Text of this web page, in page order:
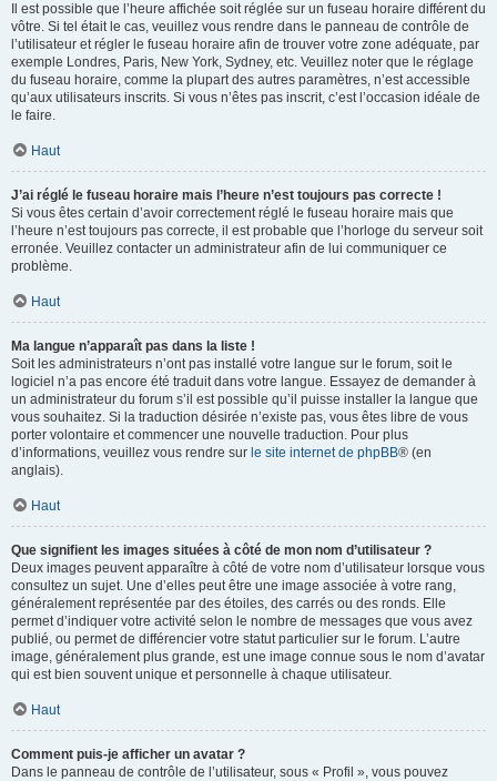
Il est possible que l’heure affichée soit réglée sur un fuseau horaire différent du
vôtre. Si tel était le cas, veuillez vous rendre dans le panneau de contrôle de
l’utilisateur et régler le fuseau horaire afin de trouver votre zone adéquate, par
exemple Londres, Paris, New York, Sydney, etc. Veuillez noter que le réglage
du fuseau horaire, comme la plupart des autres paramètres, n’est accessible
qu’aux utilisateurs inscrits. Si vous n’êtes pas inscrit, c’est l’occasion idéale de
le faire.
Haut
J’ai réglé le fuseau horaire mais l’heure n’est toujours pas correcte !
Si vous êtes certain d’avoir correctement réglé le fuseau horaire mais que
l’heure n’est toujours pas correcte, il est probable que l’horloge du serveur soit
erronée. Veuillez contacter un administrateur afin de lui communiquer ce
problème.
Haut
Ma langue n’apparaît pas dans la liste !
Soit les administrateurs n’ont pas installé votre langue sur le forum, soit le
logiciel n’a pas encore été traduit dans votre langue. Essayez de demander à
un administrateur du forum s’il est possible qu’il puisse installer la langue que
vous souhaitez. Si la traduction désirée n’existe pas, vous êtes libre de vous
porter volontaire et commencer une nouvelle traduction. Pour plus
d’informations, veuillez vous rendre sur le site internet de phpBB® (en
anglais).
Haut
Que signifient les images situées à côté de mon nom d’utilisateur ?
Deux images peuvent apparaître à côté de votre nom d’utilisateur lorsque vous
consultez un sujet. Une d’elles peut être une image associée à votre rang,
généralement représentée par des étoiles, des carrés ou des ronds. Elle
permet d’indiquer votre activité selon le nombre de messages que vous avez
publié, ou permet de différencier votre statut particulier sur le forum. L’autre
image, généralement plus grande, est une image connue sous le nom d’avatar
qui est bien souvent unique et personnelle à chaque utilisateur.
Haut
Comment puis-je afficher un avatar ?
Dans le panneau de contrôle de l’utilisateur, sous « Profil », vous pouvez